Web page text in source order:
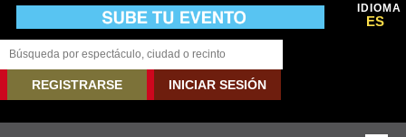
IDIOMA
ES
REGISTRARSE INICIAR SESIÓN